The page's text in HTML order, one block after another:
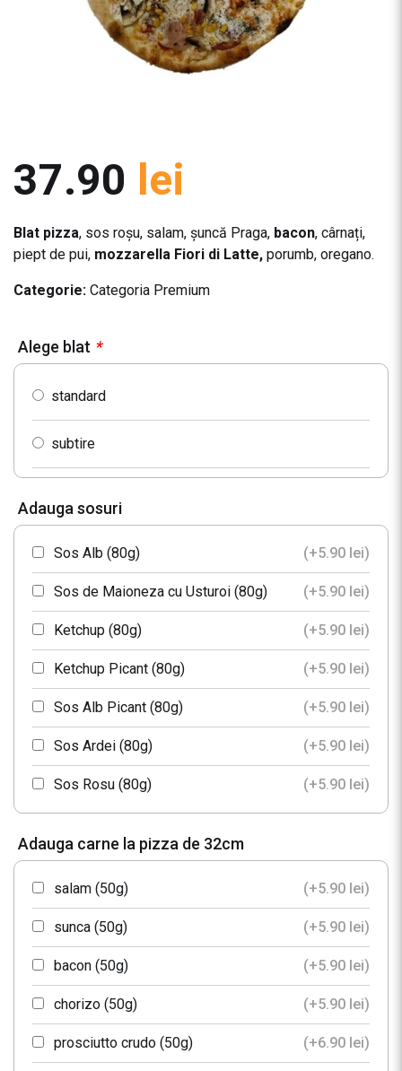
37.90 lei
Blat pizza, sos roșu, salam, șuncă Praga, bacon, cârnați,
piept de pui, mozzarella Fiori di Latte, porumb, oregano.
Categorie: Categoria Premium
Alege blat *
standard
subtire
Adauga sosuri
Sos Alb (80g) (+5.90 lei)
Sos de Maioneza cu Usturoi (80g) (+5.90 lei)
Ketchup (80g) (+5.90 lei)
Ketchup Picant (80g) (+5.90 lei)
Sos Alb Picant (80g) (+5.90 lei)
Sos Ardei (80g) (+5.90 lei)
Sos Rosu (80g) (+5.90 lei)
Sos Sfecla (80g) (+5.90lei)
Adauga carne la pizza de 32cm
salam (50g) (+5.90 lei)
sunca (50g) (+5.90 lei)
bacon (50g) (+5.90 lei)
chorizo (50g) (+5.90 lei)
prosciutto crudo (50g) (+6.90 lei)